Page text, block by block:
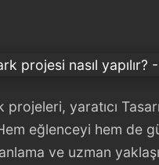
projeleri, yaratıcı
eğlenceyi hem de
ve uzman